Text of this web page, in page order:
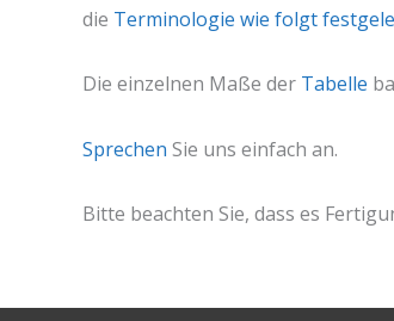
die Terminologie wie folgt
Die einzelnen Maße der Tabelle
Sprechen Sie uns einfach an.
Bitte beachten Sie, dass es